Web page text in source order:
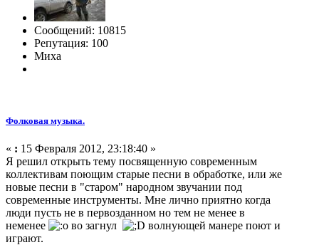
Сообщений: 10815
Репутация: 100
Миха
Фолковая музыка.
« : 15 Февраля 2012, 23:18:40 »
Я решил открыть тему посвященную современным
коллективам поющим старые песни в обработке, или же
новые песни в "старом" народном звучании под
современные инструменты. Мне лично приятно когда
люди пусть не в первозданном но тем не менее в
неменее
во загнул
волнующей манере поют и
играют.